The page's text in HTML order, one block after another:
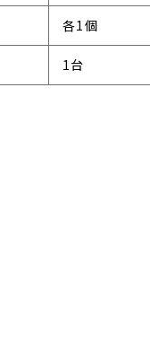
各1個
1台